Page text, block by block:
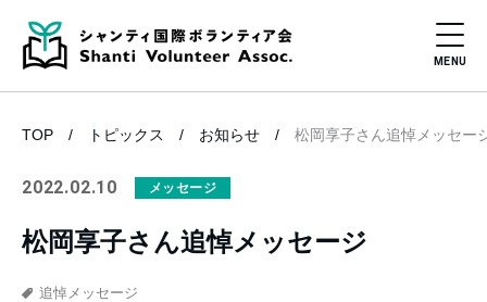
TOP トピックス お知らせ 松岡享子さん追悼メッセー
2022.02.10 メッセージ
松岡享子さん追悼メッセージ
追悼メッセージ